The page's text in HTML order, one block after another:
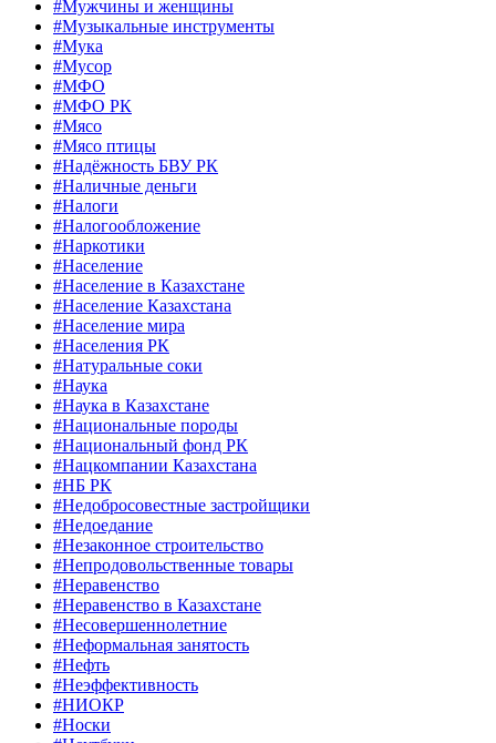
#Мужчины и женщины
#Музыкальные инструменты
#Мука
#Мусор
#МФО
#МФО РК
#Мясо
#Мясо птицы
#Надёжность БВУ РК
#Наличные деньги
#Налоги
#Налогообложение
#Наркотики
#Население
#Население в Казахстане
#Население Казахстана
#Население мира
#Населения РК
#Натуральные соки
#Наука
#Наука в Казахстане
#Национальные породы
#Национальный фонд РК
#Нацкомпании Казахстана
#НБ РК
#Недобросовестные застройщики
#Недоедание
#Незаконное строительство
#Непродовольственные товары
#Неравенство
#Неравенство в Казахстане
#Несовершеннолетние
#Неформальная занятость
#Нефть
#Неэффективность
#НИОКР
#Носки